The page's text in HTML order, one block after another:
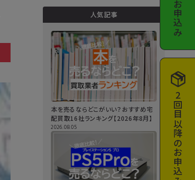
お申込み
2回目以降の
お申込み
人気記事
本を売るならどこがいい？おすすめ宅
配買取16社ランキング【2026年8月】
2026.08.05